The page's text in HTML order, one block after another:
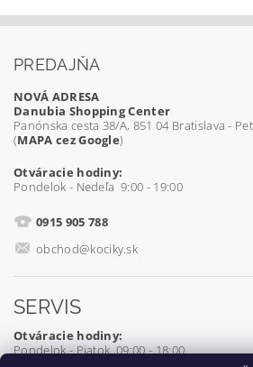
PREDAJŇA
NOVÁ ADRESA
Danubia Shopping Center
Panónska cesta 38/A, 851 04 Bratislava -
(MAPA cez Google)
Otváracie hodiny:
Pondelok - Nedeľa 9:00 - 19:00
0915 905 788
obchod@kociky.sk
SERVIS
Otváracie hodiny:
Pondelok - Piatok 09:00 - 18:00